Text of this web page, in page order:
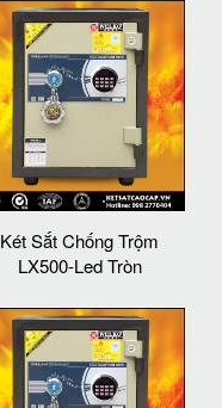
Két Sắt Chống Trộm
LX500-Led Tròn